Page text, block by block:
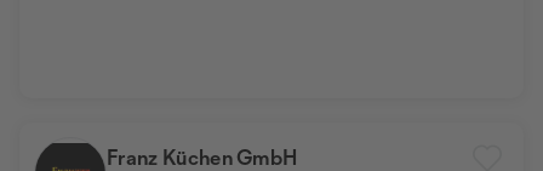
Franz Küchen GmbH